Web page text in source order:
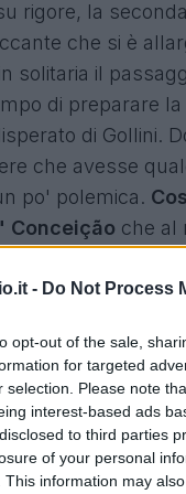
- Do Not Process
opt-out of the sale,
for targeted
selection. Please note
interest-based ads
to third parties
of your personal
This information may
rigore, la
che si è
solitaria il
di preparare
di Gollini.
che avesse
po' polemica.
Conceição che al
con la maglia
reparto
porta per
formazione a
ancora di più
juventino con
dal